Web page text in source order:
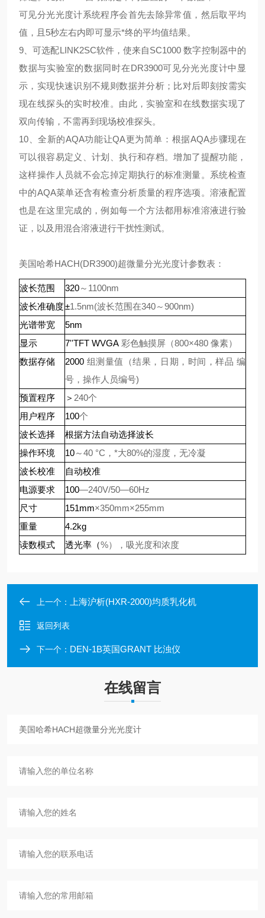
可见分光光度计系统程序会首先去除异常值，然后取平均
值，且5秒左右内即可显示*终的平均值结果。
9、可选配LINK2SC软件，使来自SC1000 数字控制器中的
数据与实验室的数据同时在DR3900可见分光光度计中显
示，实现快速识别不规则数据并分析；比对后即刻按需实
现在线探头的实时校准。由此，实验室和在线数据实现了
双向传输，不需再到现场校准探头。
10、全新的AQA功能让QA更为简单：根据AQA步骤现在
可以很容易定义、计划、执行和存档。增加了提醒功能，
这样操作人员就不会忘掉定期执行的标准测量。系统检查
中的AQA菜单还含有检查分析质量的程序选项。溶液配置
也是在这里完成的，例如每一个方法都用标准溶液进行验
证，以及用混合溶液进行干扰性测试。
美国哈希HACH(DR3900)超微量分光光度计参数表：
波长范围 320～ 1100nm
波长准确度±1.5nm(波长范围在340～900nm)
光谱带宽
5nm
显示
7''TFT WVGA 彩色触摸屏（800×480 像素）
数据存储 2000 组测量值（结果，日期，时间，样品 编
号，操作人员编号)
预置程序 ＞ 240个
用户程序 100个
波长选择
根据方法自动选择波长
操作环境
10～40 °C ，*大80%的湿度，无冷凝
波长校准
自动校准
电源要求
100—240V/50—60Hz
尺寸 151mm×350mm×255mm
重量
4.2kg
读数模式
透光率（%），吸光度和浓度
上一个： 上海沪析(HXR-2000)均质乳化机
返回列表
下一个： DEN-1B英国GRANT 比浊仪
在线留言